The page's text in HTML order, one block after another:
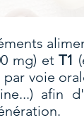
mg) etT1
voie
afin